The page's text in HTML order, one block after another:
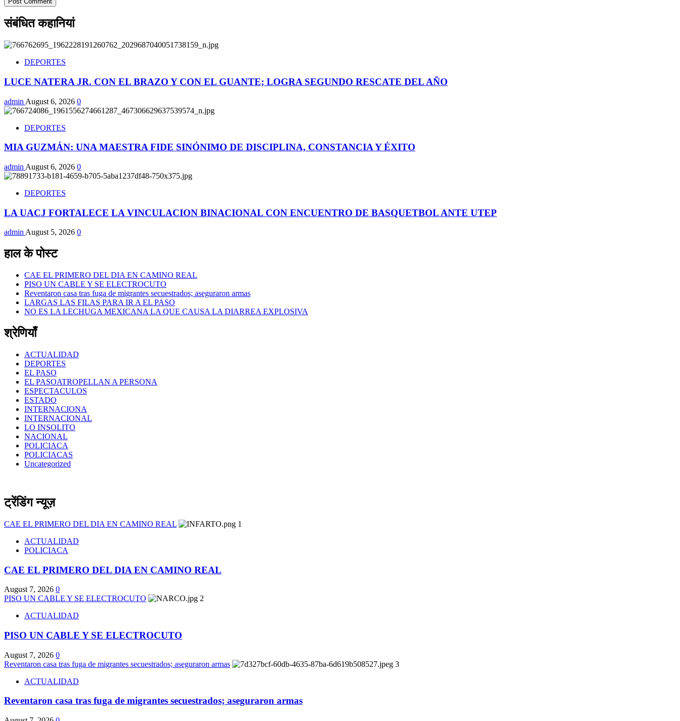
संबंधित कहानियां
DEPORTES
LUCE NATERA JR. CON EL BRAZO Y CON EL GUANTE; LOGRA SEGUNDO RESCATE DEL AÑO
admin August 6, 2026 0
DEPORTES
MIA GUZMÁN: UNA MAESTRA FIDE SINÓNIMO DE DISCIPLINA, CONSTANCIA Y ÉXITO
admin August 6, 2026 0
DEPORTES
LA UACJ FORTALECE LA VINCULACION BINACIONAL CON ENCUENTRO DE BASQUETBOL ANTE UTEP
adminAugust 5, 2026 0
हाल के पोस्ट
CAE EL PRIMERO DEL DIA EN CAMINO REAL
PISO UN CABLE Y SE ELECTROCUTO
Reventaron casa tras fuga de migrantes secuestrados; aseguraron armas
LARGAS LAS FILAS PARA IR A EL PASO
NO ES LA LECHUGA MEXICANA LA QUE CAUSA LA DIARREA EXPLOSIVA
श्रेणियाँ
ACTUALIDAD
DEPORTES
EL PASO
EL PASOATROPELLAN A PERSONA
ESPECTACULOS
ESTADO
INTERNACIONA
INTERNACIONAL
LO INSOLITO
NACIONAL
POLICIACA
POLICIACAS
Uncategorized
ट्रेंडिंग न्यूज़
CAE EL PRIMERO DEL DIA EN CAMINO REAL
1
ACTUALIDAD
POLICIACA
CAE EL PRIMERO DEL DIA EN CAMINO REAL
August 7, 2026 0
PISO UN CABLE Y SE ELECTROCUTO
2
ACTUALIDAD
PISO UN CABLE Y SE ELECTROCUTO
August 7, 2026 0
Reventaron casa tras fuga de migrantes secuestrados; aseguraron armas
3
ACTUALIDAD
Reventaron casa tras fuga de migrantes secuestrados; aseguraron armas